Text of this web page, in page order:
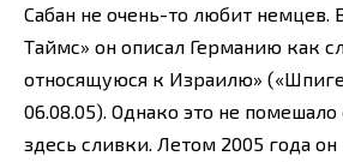
Сабан не очень-то любит
Таймс» он описал Германию как
относящуюся к Израилю»
06.08.05). Однако это не
здесь сливки. Летом 2005 года